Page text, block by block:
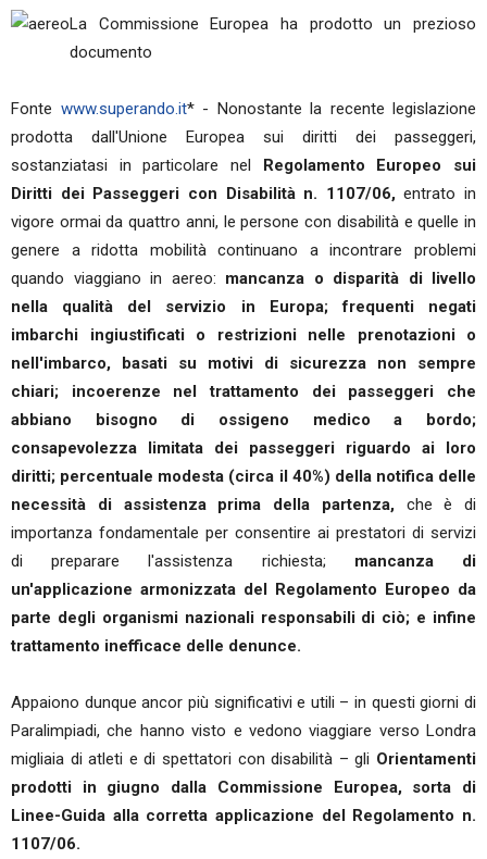
La Commissione Europea ha prodotto un prezioso
documento
Fonte www.superando.it* - Nonostante la recente legislazione
prodotta dall'Unione Europea sui diritti dei passeggeri,
sostanziatasi in particolare nel Regolamento Europeo sui
Diritti dei Passeggeri con Disabilità n. 1107/06,entrato in
vigore ormai da quattro anni, le persone con disabilità e quelle in
genere a ridotta mobilità continuano a incontrare problemi
quando viaggiano in aereo: mancanza o disparità di livello
nella qualità del servizio in Europa; frequenti negati
imbarchi ingiustificati o restrizioni nelle prenotazioni o
nell'imbarco, basati su motivi di sicurezza non sempre
chiari; incoerenze nel trattamento dei passeggeri che
abbiano bisogno di ossigeno medico a bordo;
consapevolezza limitata dei passeggeri riguardo ai loro
diritti; percentuale modesta (circa il 40%) della notifica delle
necessità di assistenza prima della partenza, che è di
importanza fondamentale per consentire ai prestatori di servizi
di preparare l'assistenza richiesta; mancanza di
un'applicazione armonizzata del Regolamento Europeo da
parte degli organismi nazionali responsabili di ciò; e infine
trattamento inefficace delle denunce.
Appaiono dunque ancor più significativi e utili – in questi giorni di
Paralimpiadi, che hanno visto e vedono viaggiare verso Londra
migliaia di atleti e di spettatori con disabilità – gli Orientamenti
prodotti in giugno dalla Commissione Europea, sorta di
Linee-Guida alla corretta applicazione del Regolamento n.
1107/06.